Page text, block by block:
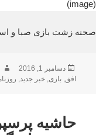
(image)
صحنه زشت بازی صبا و
ارسال
شده
دسامبر 1, 2016
افق,بازی,خبر جدید,
حاشیه